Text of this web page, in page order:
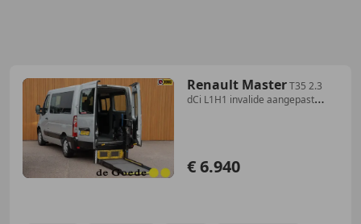
Renault MasterT35 2.3
dCi L1H1 invalide aangepast
€ 6.940